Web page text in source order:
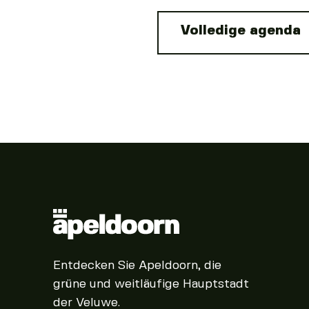
Volledige agenda
Entdecken Sie Apeldoorn, die
grüne und weitläufige Hauptstadt
der Veluwe.